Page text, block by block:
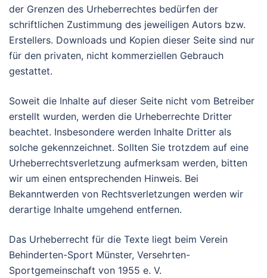
der Grenzen des Urheberrechtes bedürfen der
schriftlichen Zustimmung des jeweiligen Autors bzw.
Erstellers. Downloads und Kopien dieser Seite sind nur
für den privaten, nicht kommerziellen Gebrauch
gestattet.
Soweit die Inhalte auf dieser Seite nicht vom Betreiber
erstellt wurden, werden die Urheberrechte Dritter
beachtet. Insbesondere werden Inhalte Dritter als
solche gekennzeichnet. Sollten Sie trotzdem auf eine
Urheberrechtsverletzung aufmerksam werden, bitten
wir um einen entsprechenden Hinweis. Bei
Bekanntwerden von Rechtsverletzungen werden wir
derartige Inhalte umgehend entfernen.
Das Urheberrecht für die Texte liegt beim Verein
Behinderten-Sport Münster, Versehrten-
Sportgemeinschaft von 1955 e. V.